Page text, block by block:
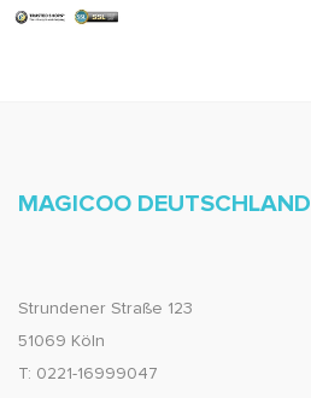
MAGICOO DEUTSCHLAND
Strundener Straße 123
51069 Köln
T: 0221-16999047